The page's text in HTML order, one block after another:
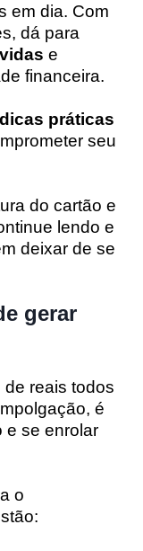
em dia. Com
dá para
e
financeira.
práticas
seu
do cartão e
lendo e
deixar de se
gerar
reais todos
é
e se enrolar
o